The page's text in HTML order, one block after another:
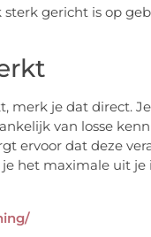
gericht is op
merk je dat direct.
van losse
ervoor dat deze
het maximale uit